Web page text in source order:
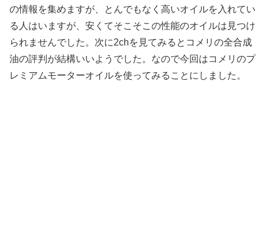
の情報を集めますが、とんでもなく高いオイルを入れてい
る人はいますが、安くてそこそこの性能のオイルは見つけ
られませんでした。次に2chを見てみるとコメリの全合成
油の評判が結構いいようでした。なので今回はコメリのプ
レミアムモーターオイルを使ってみることにしました。